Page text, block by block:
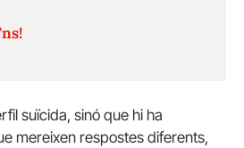
suïcida, sinó que hi ha
mereixen respostes diferents,